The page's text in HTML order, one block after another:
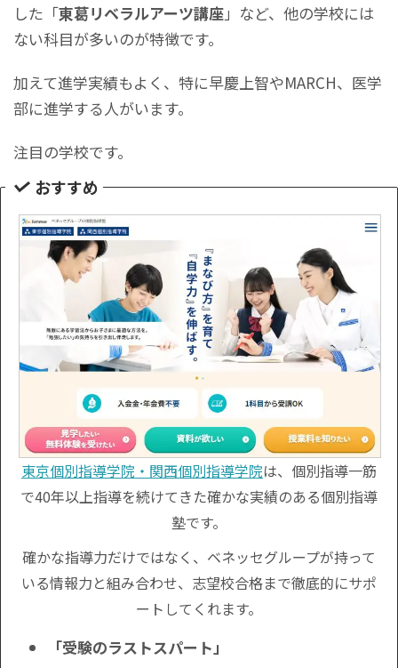
した「東葛リベラルアーツ講座」など、他の学校には
ない科目が多いのが特徴です。
加えて進学実績もよく、特に早慶上智やMARCH、医学
部に進学する人がいます。
注目の学校です。
おすすめ
東京個別指導学院・関西個別指導学院は、個別指導一筋
で40年以上指導を続けてきた確かな実績のある個別指導
塾です。
確かな指導力だけではなく、ベネッセグループが持って
いる情報力と組み合わせ、志望校合格まで徹底的にサポ
ートしてくれます。
「受験のラストスパート」